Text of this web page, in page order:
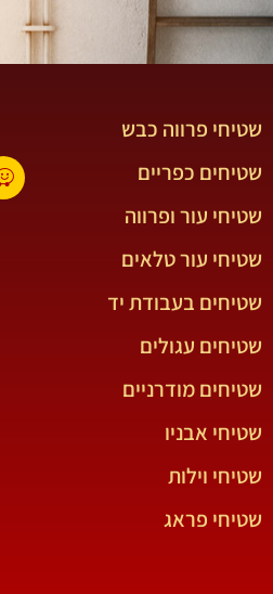
שטיחי פרווה כבש
שטיחים כפריים
שטיחי עור ופרווה
שטיחי עור טלאים
שטיחים בעבודת יד
שטיחים עגולים
שטיחים מודרניים
שטיחי אבניו
שטיחי וילות
שטיחי פראג